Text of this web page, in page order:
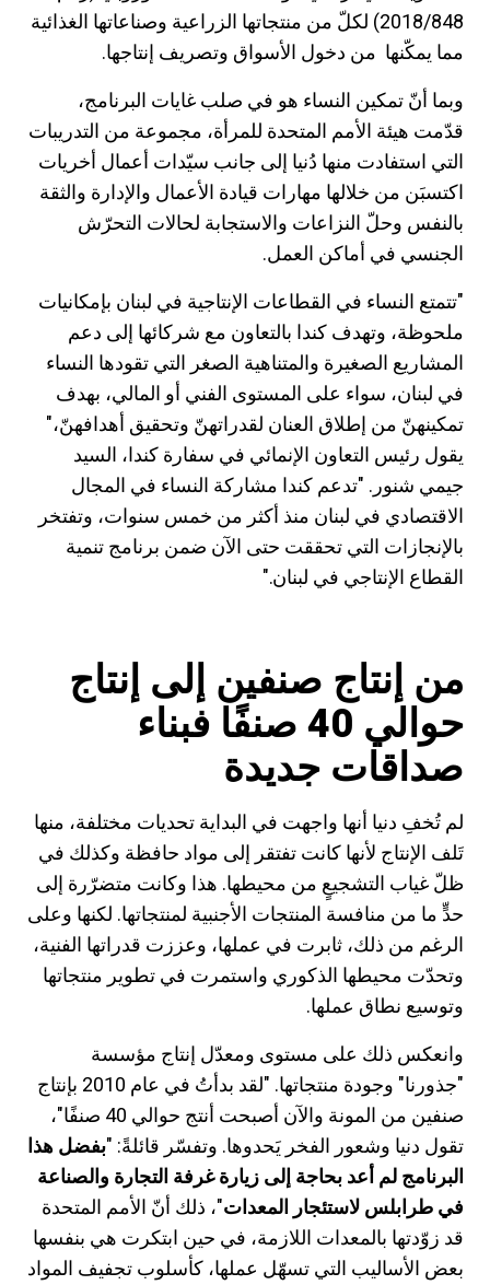
2018/848) لكلّ من منتجاتها الزراعية وصناعاتها الغذائية
مما يمكّنها من دخول الأسواق وتصريف إنتاجها.
وبما أنّ تمكين النساء هو في صلب غايات البرنامج،
قدّمت هيئة الأمم المتحدة للمرأة، مجموعة من التدريبات
التي استفادت منها دُنيا إلى جانب سيّدات أعمال أخريات
اكتسبَن من خلالها مهارات قيادة الأعمال والإدارة والثقة
بالنفس وحلّ النزاعات والاستجابة لحالات التحرّش
الجنسي في أماكن العمل.
"تتمتع النساء في القطاعات الإنتاجية في لبنان بإمكانيات
ملحوظة، وتهدف كندا بالتعاون مع شركائها إلى دعم
المشاريع الصغيرة والمتناهية الصغر التي تقودها النساء
في لبنان، سواء على المستوى الفني أو المالي، بهدف
تمكينهنّ من إطلاق العنان لقدراتهنّ وتحقيق أهدافهنّ،"
يقول رئيس التعاون الإنمائي في سفارة كندا، السيد
جيمي شنور. "تدعم كندا مشاركة النساء في المجال
الاقتصادي في لبنان منذ أكثر من خمس سنوات، وتفتخر
بالإنجازات التي تحققت حتى الآن ضمن برنامج تنمية
القطاع الإنتاجي في لبنان."
من إنتاج صنفين إلى إنتاج
حوالي 40 صنفًا فبناء
صداقات جديدة
لم تُخفِ دنيا أنها واجهت في البداية تحديات مختلفة، منها
تَلف الإنتاج لأنها كانت تفتقر إلى مواد حافظة وكذلك في
ظلّ غياب التشجيعٍ من محيطها. هذا وكانت متضرّرة إلى
حدٍّ ما من منافسة المنتجات الأجنبية لمنتجاتها. لكنها وعلى
الرغم من ذلك، ثابرت في عملها، وعززت قدراتها الفنية،
وتحدّت محيطها الذكوري واستمرت في تطوير منتجاتها
وتوسيع نطاق عملها.
وانعكس ذلك على مستوى ومعدّل إنتاج مؤسسة
"جذورنا" وجودة منتجاتها. "لقد بدأتُ في عام 2010 بإنتاج
صنفين من المونة والآن أصبحت أنتج حوالي 40 صنفًا"،
تقول دنيا وشعور الفخر يَحدوها. وتفسّر قائلةً: "بفضل هذا
البرنامج لم أعد بحاجة إلى زيارة غرفة التجارة والصناعة
في طرابلس لاستئجار المعدات"، ذلك أنّ الأمم المتحدة
قد زوّدتها بالمعدات اللازمة، في حين ابتكرت هي بنفسها
بعض الأساليب التي تسهّل عملها، كأسلوب تجفيف المواد